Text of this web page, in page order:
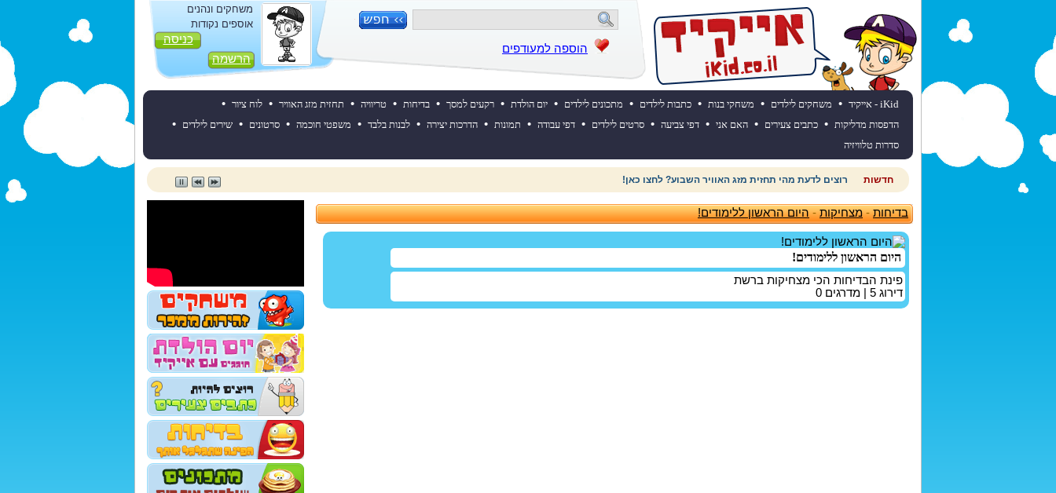
הוספה למעודפים
משחקים ונהנים
אוספים נקודות
כניסה
הרשמה
iKid - אייקיד • משחקים לילדים • משחקי בנות • כתבות לילדים • מתכונים לילדים • יום הולדת • רקעים למסך • בדיחות • טריוויה • תחזית מזג האוויר • לוח ציור •
הדפסות מדליקות • כתבים צעירים • האם אני • דפי צביעה • סרטים לילדים • דפי עבודה • תמונות • הדרכות יצירה • לבנות בלבד • משפטי חוכמה • סרטונים • שירים לילדים •
סדרות טלוויזיה
חדשות רוצים לדעת מהי תחזית מזג האוויר השבוע? לחצו כאן!
בדיחות-מצחיקות-היום הראשון ללימודים!
היום הראשון ללימודים!
פינת הבדיחות הכי מצחיקות ברשת
דירוג 5 | מדרגים 0